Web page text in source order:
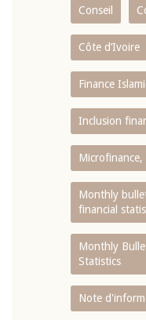
Conseil
Côte d’Ivoire
Finance
Inclusion
Microfinance,
Monthly
financial
Monthly
Statistics
Note